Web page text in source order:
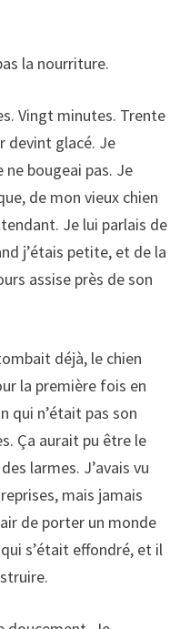
la nourriture.
Vingt minutes. Trente
devint glacé. Je
bougeai pas. Je
de mon vieux chien
Je lui parlais de
j’étais petite, et de la
assise près de son
déjà, le chien
la première fois en
qui n’était pas son
Ça aurait pu être le
larmes. J’avais vu
mais jamais
de porter un monde
s’était effondré, et il